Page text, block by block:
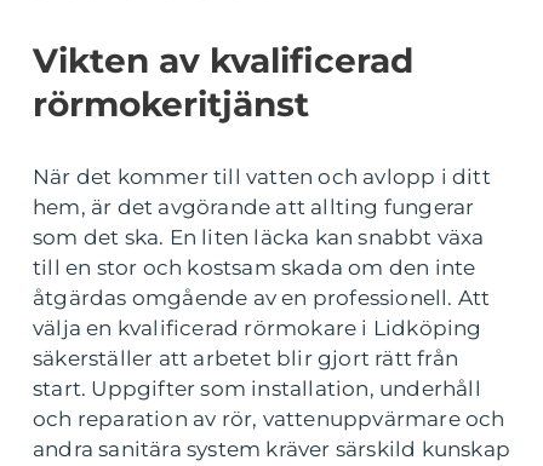
Vikten av kvalificerad
rörmokeritjänst
När det kommer till vatten och avlopp i ditt
hem, är det avgörande att allting fungerar
som det ska. En liten läcka kan snabbt växa
till en stor och kostsam skada om den inte
åtgärdas omgående av en professionell. Att
välja en kvalificerad rörmokare i Lidköping
säkerställer att arbetet blir gjort rätt från
start. Uppgifter som installation, underhåll
och reparation av rör, vattenuppvärmare och
andra sanitära system kräver särskild kunskap